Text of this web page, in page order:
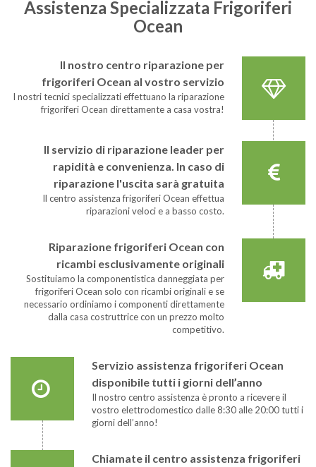
Assistenza Specializzata Frigoriferi
Ocean
Il nostro centro riparazione per
frigoriferi Ocean al vostro servizio
I nostri tecnici specializzati effettuano la riparazione
frigoriferi Ocean direttamente a casa vostra!
Il servizio di riparazione leader per
rapidità e convenienza. In caso di
riparazione l'uscita sarà gratuita
Il centro assistenza frigoriferi Ocean effettua
riparazioni veloci e a basso costo.
Riparazione frigoriferi Ocean con
ricambi esclusivamente originali
Sostituiamo la componentistica danneggiata per
frigoriferi Ocean solo con ricambi originali e se
necessario ordiniamo i componenti direttamente
dalla casa costruttrice con un prezzo molto
competitivo.
Servizio assistenza frigoriferi Ocean
disponibile tutti i giorni dell’anno
Il nostro centro assistenza è pronto a ricevere il
vostro elettrodomestico dalle 8:30 alle 20:00 tutti i
giorni dell’anno!
Chiamate il centro assistenza frigoriferi